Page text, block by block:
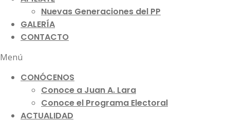
Nuevas Generaciones del PP
GALERÍA
CONTACTO
Menú
CONÓCENOS
Conoce a Juan A. Lara
Conoce el Programa Electoral
ACTUALIDAD